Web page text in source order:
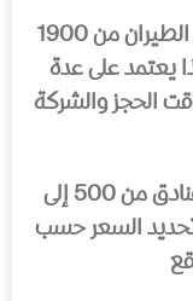
تذاكر الطيران: قد تتراوح أسعار تذاكر الطيران من 1900
يعتمد على عدة
الحجز والشركة
الإقامة: تتراوح تكلفة الإقامة في الفنادق من 500 إلى
تحديد السعر حسب